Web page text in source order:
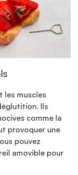
les muscles
Ils
comme la
provoquer une
pouvez
amovible pour